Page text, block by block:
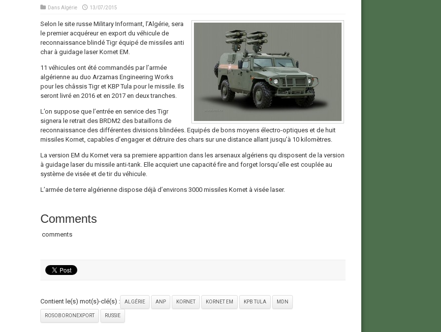
Dans Algérie 13/07/2015
Selon le site russe Military Informant, l’Algérie, sera
le premier acquéreur en export du véhicule de
reconnaissance blindé Tigr équipé de missiles anti
char à guidage laser Kornet EM.
11 véhicules ont été commandés par l’armée
algérienne au duo Arzamas Engineering Works
pour les châssis Tigr et KBP Tula pour le missile. Ils
seront livré en 2016 et en 2017 en deux tranches.
L’on suppose que l’entrée en service des Tigr
signera le retrait des BRDM2 des bataillons de
reconnaissance des différentes divisions blindées. Equipés de bons moyens électro-optiques et de huit
missiles Kornet, capables d’engager et détruire des chars sur une distance allant jusqu’à 10 kilomètres.
La version EM du Kornet vera sa premiere apparition dans les arsenaux algériens qu disposent de la version
à guidage laser du missile anti-tank. Elle acquiert une capacité fire and forget lorsqu’elle est couplée au
système de visée et de tir du véhicule.
L’armée de terre algérienne dispose déjà d’environs 3000 missiles Kornet à visée laser.
Comments
comments
Contient le(s) mot(s)-clé(s) : ALGÉRIE ANP KORNET KORNET EM KPB TULA MDN
ROSOBORONEXPORT RUSSIE